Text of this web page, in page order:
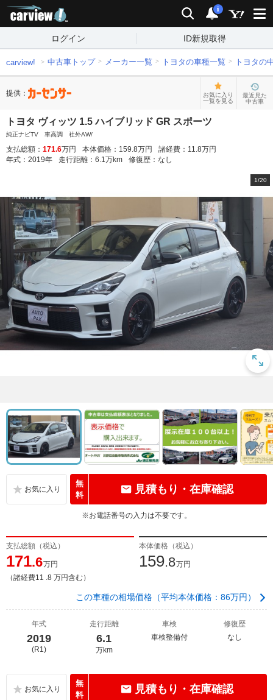
検索 通知
i
ログイン ID新規取得
carview! 中古車トップ メーカー一覧 トヨタの車種一覧 トヨタの
提供：
お気に入り
一覧を見る
最近見た
中古車
トヨタ ヴィッツ 1.5 ハイブリッド GR スポーツ
純正ナビTV 車高調 社外AW/
支払総額： 171.6万円 本体価格： 159.8万円 諸経費： 11.8万円
年式： 2019年 走行距離： 6.1万km 修復歴： なし
1/20
無
料
見積もり・在庫確認
※お電話番号の入力は不要です。
支払総額（税込）
171.6万円
（諸経費11 .8 万円含む）
本体価格（税込）
159.8万円
この車種の相場価格（平均本体価格：86万円）
年式
2019
(R1)
走行距離
6.1
万km
車検
車検整備付
修復歴
なし
無
料
見積もり・在庫確認